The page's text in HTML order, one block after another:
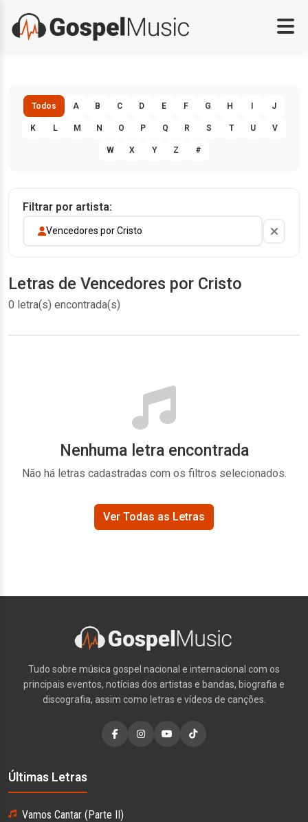
Todos A B C D E F G H J
K L M N O P Q R S T U V
W X Y Z #
Filtrar por artista:
Vencedores por Cristo
Letras de Vencedores por Cristo
0 letra(s) encontrada(s)
Nenhuma letra encontrada
Não há letras cadastradas com os filtros selecionados.
Ver Todas as Letras
Tudo sobre música gospel nacional e internacional com os
principais eventos, notícias dos artistas e bandas, biografia e
discografia, assim como letras e vídeos de canções.
Últimas Letras
Vamos Cantar (Parte II)